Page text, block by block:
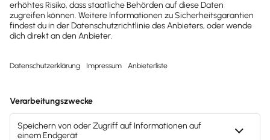
kostenlose Tools für
Unternehmen erhalten?
Dann abonniere unseren